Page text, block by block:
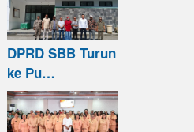
DPRD SBB Turun
ke Pu…